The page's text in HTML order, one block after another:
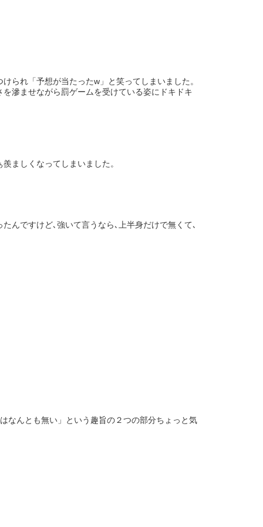
られ「予想が当たったw」と笑ってしまいました。
滲ませながら罰ゲームを受けている姿にドキドキ
ましくなってしまいました。
んですけど､強いて言うなら､上半身だけで無くて､
なんとも無い」という趣旨の２つの部分ちょっと気